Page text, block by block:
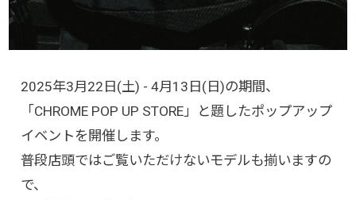
2025年3月22日(土) - 4月13日(日)の期間、
「CHROME POP UP STORE」と題したポップアップ
イベントを開催します。
普段店頭ではご覧いただけないモデルも揃いますの
で、